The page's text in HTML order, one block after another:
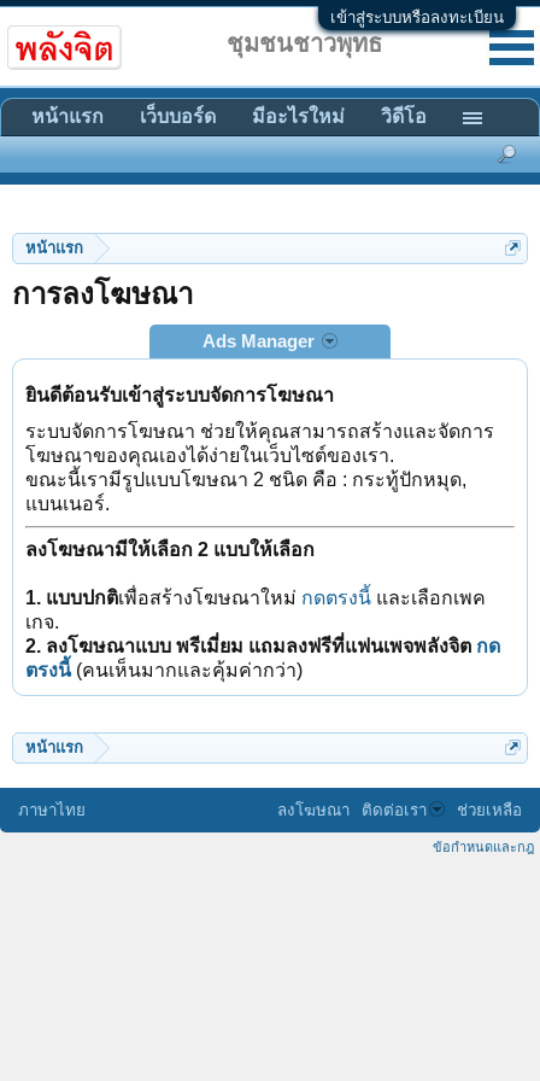
เข้าสู่ระบบหรือลงทะเบียน
หน้าแรก
การลงโฆษณา
Ads Manager
ยินดีต้อนรับเข้าสู่ระบบจัดการโฆษณา
ระบบจัดการโฆษณา ช่วยให้คุณสามารถสร้างและจัดการ
โฆษณาของคุณเองได้ง่ายในเว็บไซต์ของเรา.
ขณะนี้เรามีรูปแบบโฆษณา 2 ชนิด คือ : กระทู้ปักหมุด,
แบนเนอร์.
ลงโฆษณามีให้เลือก 2 แบบให้เลือก
1. แบบปกติเพื่อสร้างโฆษณาใหม่ กดตรงนี้ และเลือกเพค
เกจ.
2. ลงโฆษณาแบบ พรีเมี่ยม แถมลงฟรีที่แฟนเพจพลังจิต กด
ตรงนี้ (คนเห็นมากและคุ้มค่ากว่า)
หน้าแรก
ชุมชนชาวพุทธ
หน้าแรก เว็บบอร์ด มีอะไรใหม่ วิดีโอ
ภาษาไทย ลงโฆษณา ติดต่อเรา ช่วยเหลือ
ข้อกำหนดและกฎ